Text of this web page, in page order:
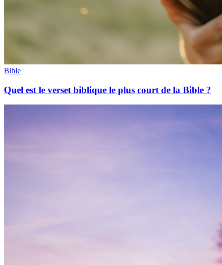
Bible
Quel est le verset biblique le plus court de la Bible ?